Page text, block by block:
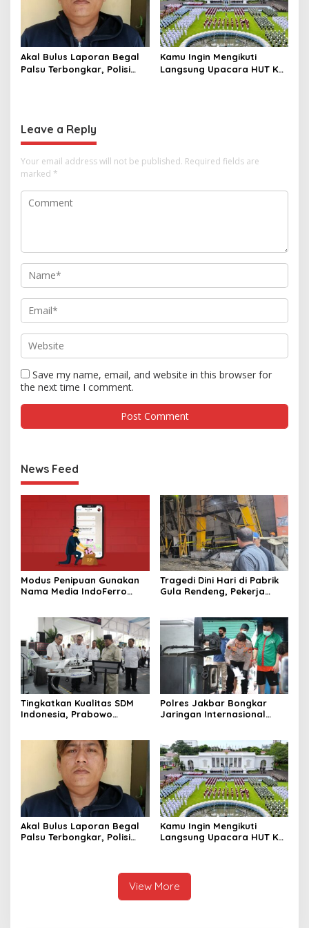
Dimusnahkan
Akal Bulus Laporan Begal
Palsu Terbongkar, Polisi
Kamu Ingin Mengikuti
Langsung Upacara HUT Ke-
Leave a Reply
Your email address will not be published. Required fields are
marked *
Save my name, email, and website in this browser for
the next time I comment.
News Feed
Modus Penipuan Gunakan
Nama Media IndoFerro
Tragedi Dini Hari di Pabrik
Gula Rendeng, Pekerja
Tingkatkan Kualitas SDM
Indonesia, Prabowo
Terbaik Dunia
Polres Jakbar Bongkar
Jaringan Internasional
Diringkus dan Barang Bukti
1,1 Ton Rp119 Miliar
Dimusnahkan
Akal Bulus Laporan Begal
Palsu Terbongkar, Polisi
Kamu Ingin Mengikuti
Langsung Upacara HUT Ke-
Sini
View More